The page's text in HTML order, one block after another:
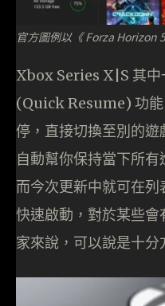
官方圖例以《 Forza Horizon
Xbox Series X|S 其中
(Quick Resume) 功能
停，直接切換至別的
自動幫你保持當下所有
而今次更新中就可在
快速啟動，對於某些
家來說，可以說是十分